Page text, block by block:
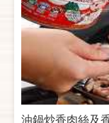
油鍋炒香肉絲及